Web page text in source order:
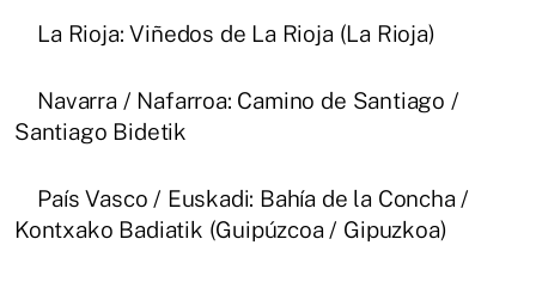
La Rioja: Viñedos de La Rioja (La Rioja)
Navarra / Nafarroa: Camino de Santiago /
Santiago Bidetik
País Vasco / Euskadi: Bahía de la Concha /
Kontxako Badiatik (Guipúzcoa / Gipuzkoa)